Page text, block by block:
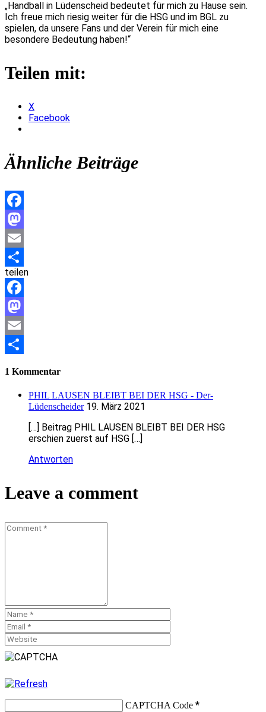
„Handball in Lüdenscheid bedeutet für mich zu Hause sein.
Ich freue mich riesig weiter für die HSG und im BGL zu
spielen, da unsere Fans und der Verein für mich eine
besondere Bedeutung haben!“
Teilen mit:
X
Facebook
Ähnliche Beiträge
Facebook
Mastodon
Email
Teilen
teilen
Facebook
Mastodon
Email
1 Kommentar
PHIL LAUSEN BLEIBT BEI DER HSG - Der-
Lüdenscheider 19. März 2021
[…] Beitrag PHIL LAUSEN BLEIBT BEI DER HSG
erschien zuerst auf HSG […]
Antworten
Leave a comment
CAPTCHA Code *